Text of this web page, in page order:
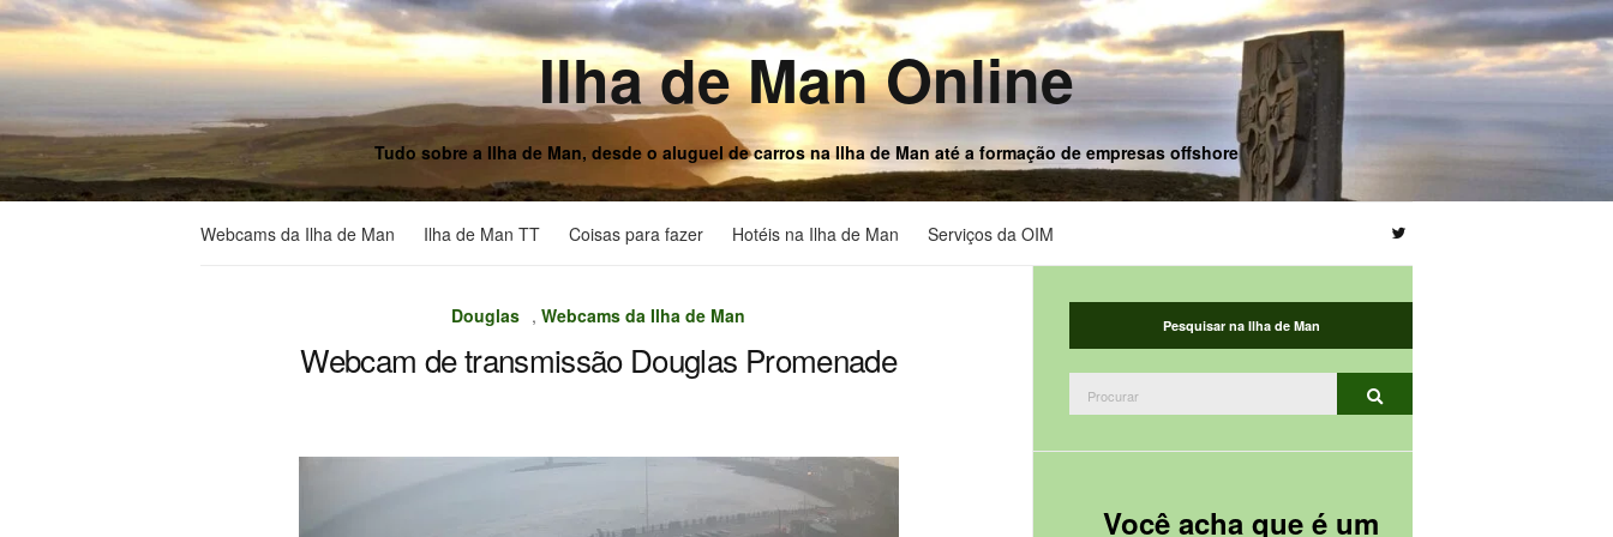
Ilha de Man Online
Tudo sobre a Ilha de Man, desde o aluguel de carros na Ilha de Man até a formação de empresas offshore
Webcams da Ilha de Man Ilha de Man TT Coisas para fazer Hotéis na Ilha de Man Serviços da OIM
Douglas ,Webcams da Ilha de Man
Webcam de transmissão Douglas Promenade
Pesquisar na Ilha de Man
Procurar
Você acha que é um